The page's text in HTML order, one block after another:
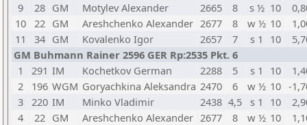
9
28 GM Motylev Alexander 2665 8 s ½ 10
10 22 GM Areshchenko Alexander 2677 8 w ½ 10
11
34 GM Kovalenko Igor 2657 7 s 1 10
GM Buhmann Rainer 2596 GER Rp:2535 Pkt. 6
1
291 IM Kochetkov German 2288 5 s 1 10
2
196 WGM Goryachkina Aleksandra 2470 6 w ½ 10 -
3 220 IM Minko Vladimir 2438 4,5 s 1 10
4
22 GM Areshchenko Alexander 2677 8 w ½ 10